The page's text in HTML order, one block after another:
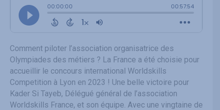
Comment piloter l’association organisatrice des
Olympiades des métiers ? La France a été choisie pour
accueillir le concours international Worldskills
Competition à Lyon en 2023 ! Une belle victoire pour
Kader Si Tayeb, Délégué général de l’association
Worldskills France, et son équipe. Avec une vingtaine de